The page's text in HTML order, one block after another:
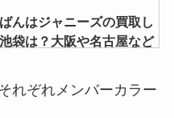
んはジャニーズの買取し
袋は？大阪や名古屋など
れぞれメンバーカラー